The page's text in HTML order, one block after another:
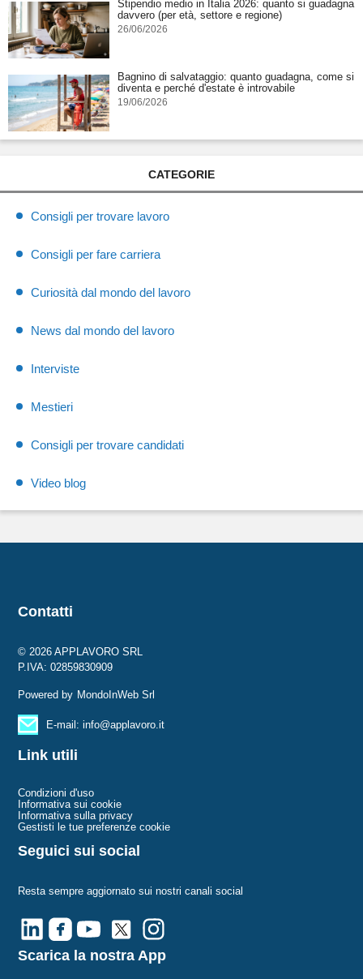
Stipendio medio in Italia 2026: quanto si guadagna
davvero (per età, settore e regione)
26/06/2026
Bagnino di salvataggio: quanto guadagna, come si
diventa e perché d'estate è introvabile
19/06/2026
CATEGORIE
Consigli per trovare lavoro
Consigli per fare carriera
Curiosità dal mondo del lavoro
News dal mondo del lavoro
Interviste
Mestieri
Consigli per trovare candidati
Video blog
Contatti
© 2026 APPLAVORO SRL
P.IVA: 02859830909
Powered by MondoInWeb Srl
E-mail: info@applavoro.it
Link utili
Condizioni d'uso
Informativa sui cookie
Informativa sulla privacy
Gestisti le tue preferenze cookie
Seguici sui social
Resta sempre aggiornato sui nostri canali social
Scarica la nostra App